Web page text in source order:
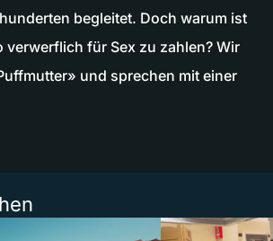
begleitet. Doch warum ist
verwerflich für Sex zu zahlen? Wir
und sprechen mit einer